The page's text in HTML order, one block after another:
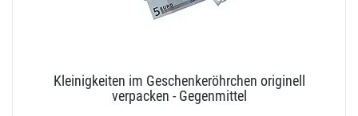
Kleinigkeiten im Geschenkeröhrchen originell
verpacken - Gegenmittel